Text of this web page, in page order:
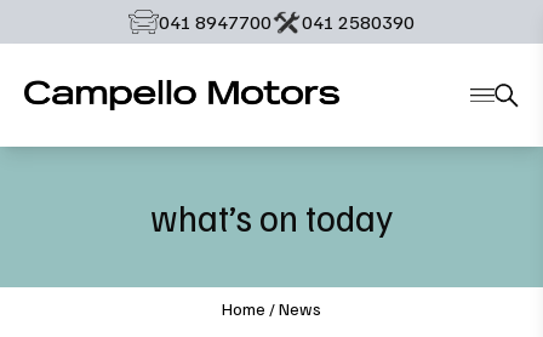
‭041 8947700‬ ‭041 2580390‬
what’s on today
Home /News